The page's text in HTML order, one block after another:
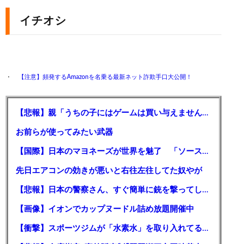
イチオシ
【注意】頻発するAmazonを名乗る最新ネット詐欺手口大公開！
【美人】ただ安達祐実氏の美しさを眺める動画が800万回再生突破ｗｗｗ
時代を越える名無しザウルス 2023/04/27(木) 21:28:18.46
ID:hywQ8SAf0
時代を越える名無しザウルス
2023/04/27(木) 21:32:19.43
【悲報】親「うちの子にはゲームは買い与えません。本だけで十分」→結果
お前らが使ってみたい武器
【国際】日本のマヨネーズが世界を魅了 「ソース類」の輸出額が過去最高を更新 人気の裏には卵黄のコク アメリカでは“日本風”が誕生
先日エアコンの効きが悪いと右往左往してた奴やが
【悲報】日本の警察さん、すぐ簡単に銃を撃ってしまうようになる
【画像】イオンでカップヌードル詰め放題開催中
【衝撃】スポーツジムが「水素水」を取り入れてる本当の理由ｗｗｗｗｗ